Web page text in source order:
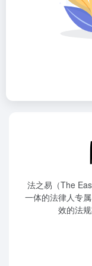
法之易（The
一体的法律人专
效的法